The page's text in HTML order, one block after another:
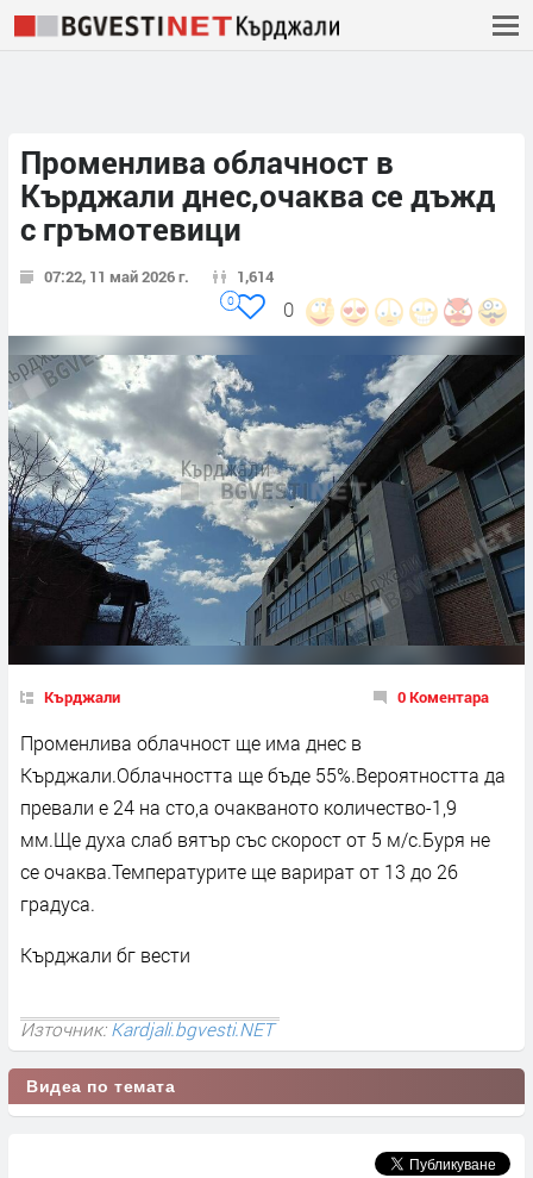
Променлива облачност в
Кърджали днес,очаква се дъжд
с гръмотевици
07:22, 11 май 2026 г. 1,614
0
0
Кърджали 0 Коментара
Променлива облачност ще има днес в
Кърджали.Облачността ще бъде 55%.Вероятността да
превали е 24 на сто,а очакваното количество-1,9
мм.Ще духа слаб вятър със скорост от 5 м/с.Буря не
се очаква.Температурите ще варират от 13 до 26
градуса.
Кърджали бг вести
Източник:Kardjali.bgvesti.NET
Видеа по темата